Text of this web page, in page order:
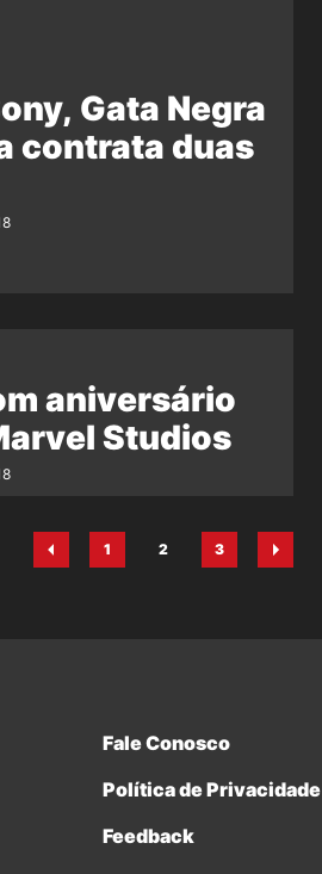
Gata Negra
contrata duas
aniversário
Studios
Página
1
Página
2
Página
3
Fale Conosco
Política de Privacidade
Feedback